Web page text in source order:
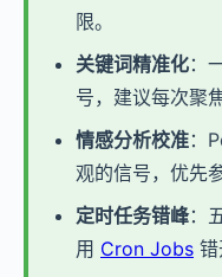
限。
关键词精准化：
号，建议每次聚
情感分析校准：
观的信号，优先参
定时任务错峰：
用 Cron Jobs 错